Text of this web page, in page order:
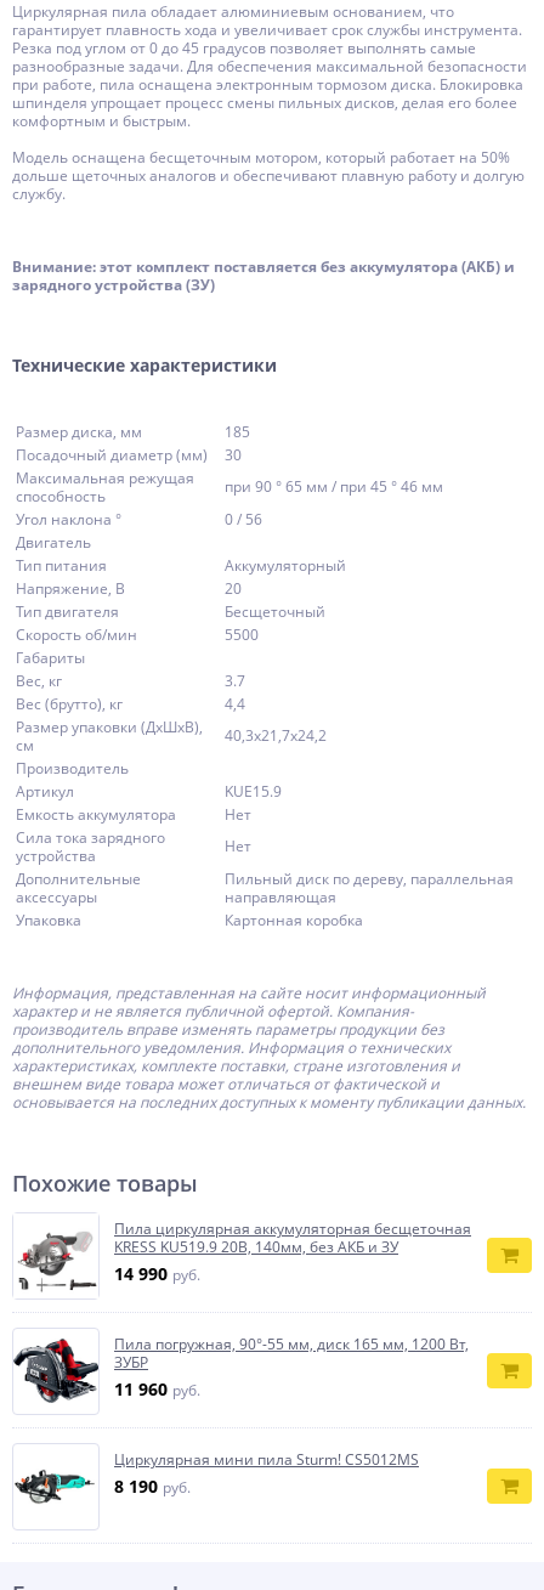
Циркулярная пила обладает алюминиевым основанием, что
гарантирует плавность хода и увеличивает срок службы инструмента.
Резка под углом от 0 до 45 градусов позволяет выполнять самые
разнообразные задачи. Для обеспечения максимальной безопасности
при работе, пила оснащена электронным тормозом диска. Блокировка
шпинделя упрощает процесс смены пильных дисков, делая его более
комфортным и быстрым.
Модель оснащена бесщеточным мотором, который работает на 50%
дольше щеточных аналогов и обеспечивают плавную работу и долгую
службу.
Внимание: этот комплект поставляется без аккумулятора (АКБ) и
зарядного устройства (ЗУ)
Технические характеристики
Размер диска, мм
185
Посадочный диаметр (мм)
30
Максимальная режущая
способность
при 90 ° 65 мм / при 45 ° 46 мм
Угол наклона °
0 / 56
Двигатель
Тип питания
Аккумуляторный
Напряжение, В
20
Тип двигателя
Бесщеточный
Скорость об/мин
5500
Габариты
Вес, кг
3.7
Вес (брутто), кг
4,4
Размер упаковки (ДxШxВ),
см
40,3x21,7x24,2
Производитель
Артикул
KUE15.9
Емкость аккумулятора
Нет
Сила тока зарядного
устройства
Нет
Дополнительные
аксессуары
Пильный диск по дереву, параллельная
направляющая
Упаковка
Картонная коробка
Информация, представленная на сайте носит информационный
характер и не является публичной офертой. Компания-
производитель вправе изменять параметры продукции без
дополнительного уведомления. Информация о технических
характеристиках, комплекте поставки, стране изготовления и
внешнем виде товара может отличаться от фактической и
основывается на последних доступных к моменту публикации данных.
Похожие товары
Пила циркулярная аккумуляторная бесщеточная
KRESS KU519.9 20В, 140мм, без АКБ и ЗУ
14 990 руб.
Пила погружная, 90°-55 мм, диск 165 мм, 1200 Вт,
ЗУБР
11 960 руб.
Циркулярная мини пила Sturm! CS5012MS
8 190 руб.